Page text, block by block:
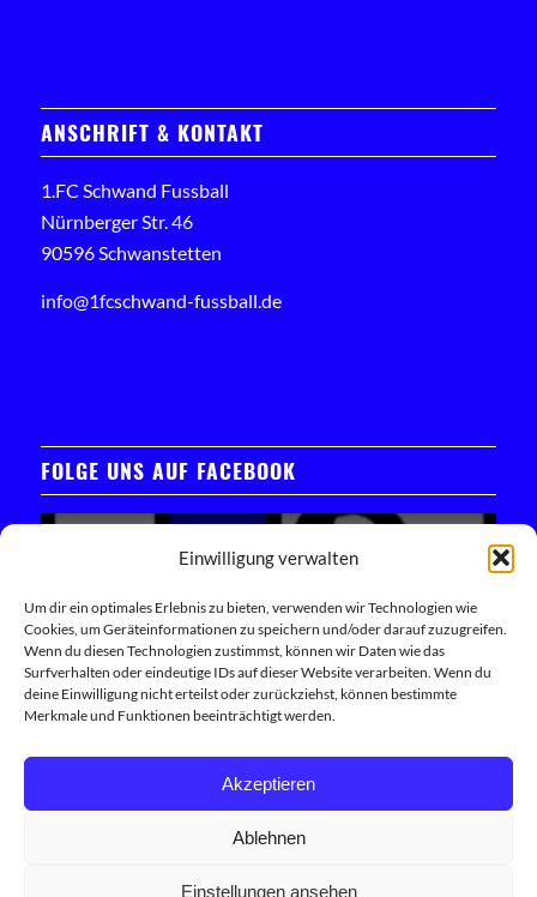
Einwilligung verwalten
Um dir ein optimales Erlebnis zu bieten, verwenden wir Technologien wie
Cookies, um Geräteinformationen zu speichern und/oder darauf zuzugreifen.
Wenn du diesen Technologien zustimmst, können wir Daten wie das
Surfverhalten oder eindeutige IDs auf dieser Website verarbeiten. Wenn du
deine Einwilligung nicht erteilst oder zurückziehst, können bestimmte
Merkmale und Funktionen beeinträchtigt werden.
Akzeptieren
Ablehnen
Einstellungen ansehen
ANSCHRIFT & KONTAKT
1.FC Schwand Fussball
Nürnberger Str. 46
90596 Schwanstetten
info@1fcschwand-fussball.de
FOLGE UNS AUF FACEBOOK
Klicken Sie hier, um das Facebook-Widget zu laden
Trete unserer Facebook-Community bei